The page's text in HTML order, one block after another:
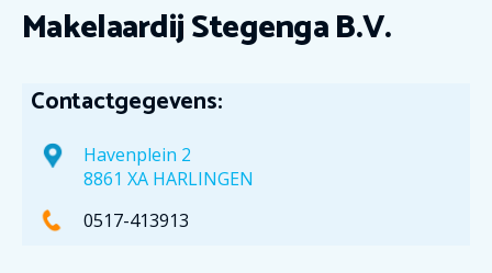
Makelaardij Stegenga B.V.
Contactgegevens:
Havenplein 2
8861 XA HARLINGEN
0517-413913